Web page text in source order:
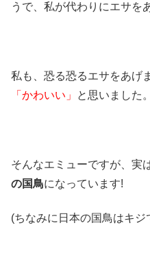
うで、私が代わりにエサを
私も、恐る恐るエサをあげ
「かわいい」
と思いました。
そんなエミューですが、実
の国鳥になっています!
(ちなみに日本の国鳥はキジ